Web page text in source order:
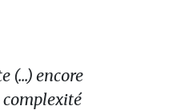
(...) encore
complexité